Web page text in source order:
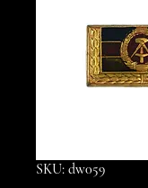
SKU: dw059